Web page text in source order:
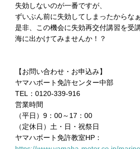
失効しないのが一番ですが、
ずいぶん前に失効してしまったからな
是非、この機会に失効再交付講習を受
海に出かけてみませんか！？
【お問い合わせ・お申込み】
ヤマハボート免許センター中部
TEL：0120-339-916
営業時間
（平日）9：00～17：00
（定休日）土・日・祝祭日
ヤマハボート免許教室HP：